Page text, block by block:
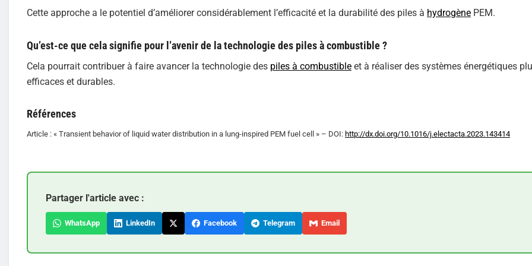
Cette approche a le potentiel d’améliorer considérablement l’efficacité et la durabilité des piles à hydrogène PEM.
Qu’est-ce que cela signifie pour l’avenir de la technologie des piles à combustible ?
Cela pourrait contribuer à faire avancer la technologie des piles à combustible et à réaliser des systèmes énergétiques
efficaces et durables.
Références
Article : « Transient behavior of liquid water distribution in a lung-inspired PEM fuel cell » – DOI: http://dx.doi.org/10.1016/j.electacta.2023.143414
Partager l'article avec :
WhatsApp LinkedIn Facebook Telegram Email